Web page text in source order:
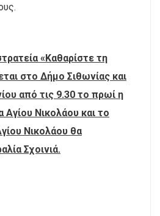
«Καθαρίστε τη
στο Δήμο Σιθωνίας και
από τις 9.30 το πρωί η
Αγίου Νικολάου και το
Νικολάου θα
Σχοινιά.